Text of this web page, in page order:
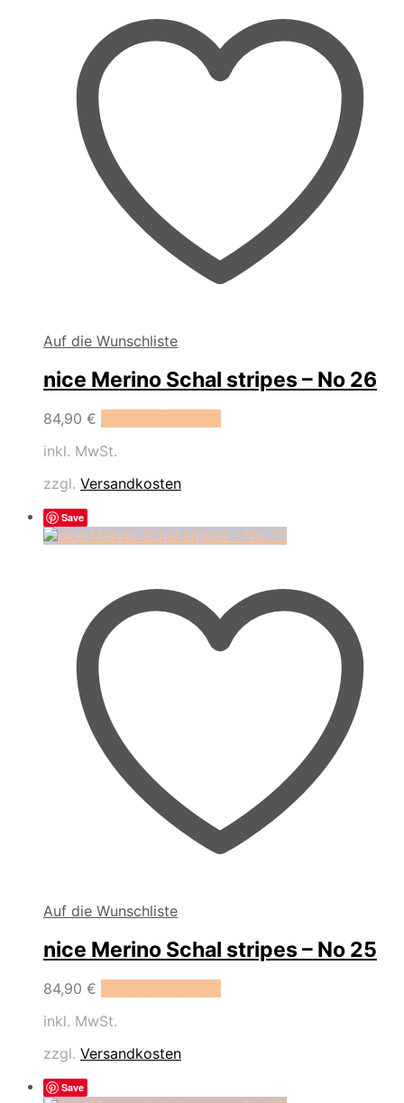
Auf die Wunschliste
nice Merino Schal stripes – No 26
84,90 €
inkl. MwSt.
zzgl. Versandkosten
Save
Auf die Wunschliste
nice Merino Schal stripes – No 25
84,90 €
inkl. MwSt.
zzgl. Versandkosten
Save